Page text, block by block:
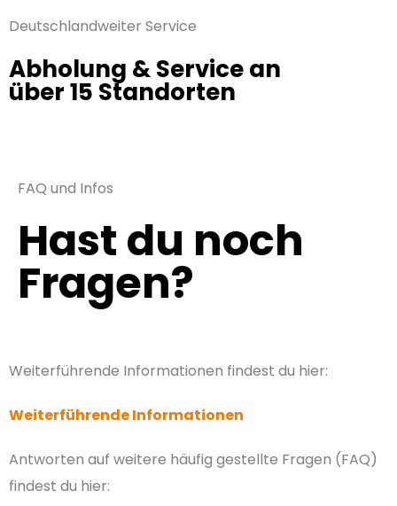
Deutschlandweiter Service
Abholung & Service an
über 15 Standorten
FAQ und Infos
Hast du noch
Fragen?
Weiterführende Informationen findest du hier:
Weiterführende Informationen
Antworten auf weitere häufig gestellte Fragen (FAQ)
findest du hier: